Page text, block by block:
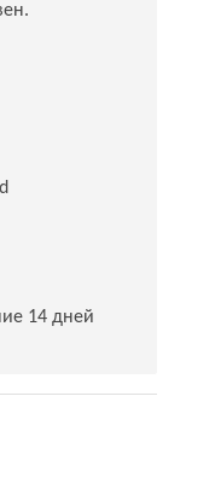
14 дней